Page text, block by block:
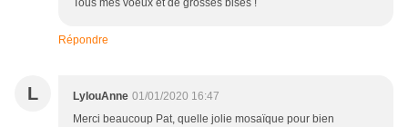
Tous mes voeux et de grosses bises !
Répondre
L LylouAnne 01/01/2020 16:47
Merci beaucoup Pat, quelle jolie mosaïque pour bien